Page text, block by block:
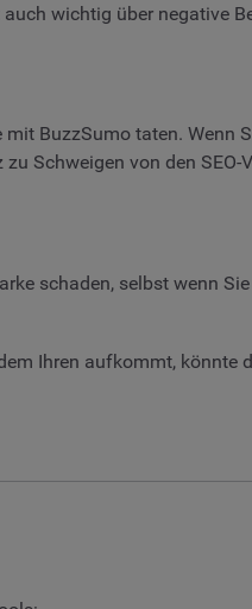
wichtig über negative
mit BuzzSumo taten. Wenn
Schweigen von den SEO-
schaden, selbst wenn
Ihren aufkommt, könnte